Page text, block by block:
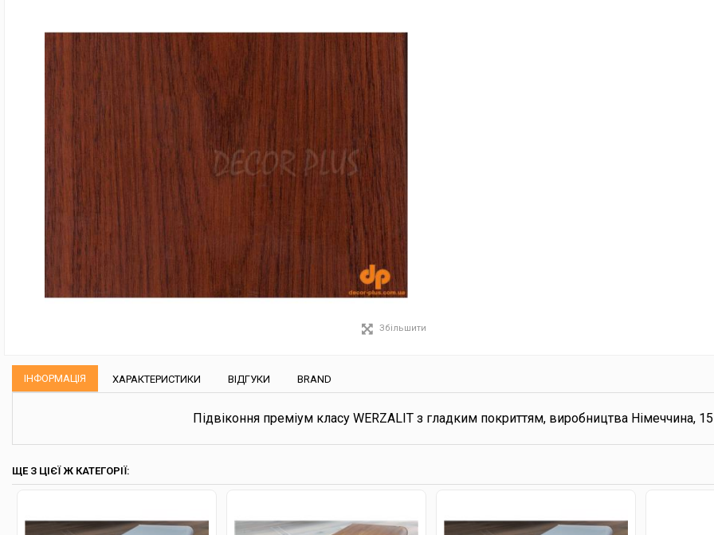
Збільшити
ІНФОРМАЦІЯ ХАРАКТЕРИСТИКИ ВІДГУКИ BRAND
Підвіконня преміум класу WERZALIT з гладким покриттям, виробництва Німеччина,
ЩЕ З ЦІЄЇ Ж КАТЕГОРІЇ: